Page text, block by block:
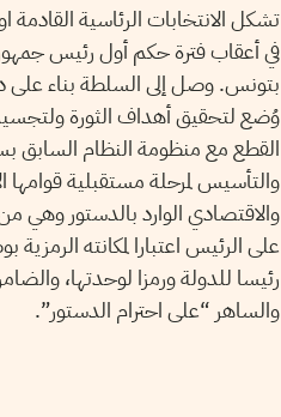
تشكل الانتخابات الرئاسية
في أعقاب فترة حكم أول رئيس
بتونس. وصل إلى السلطة بناء على
وُضع لتحقيق أهداف الثورة
القطع مع منظومة النظام السابق
والتأسيس لمرحلة مستقبلية قوامها
والاقتصادي الوارد بالدستور وهي
رئيسا للدولة ورمزا لوحدتها،
والساهر “على احترام الدستور”.